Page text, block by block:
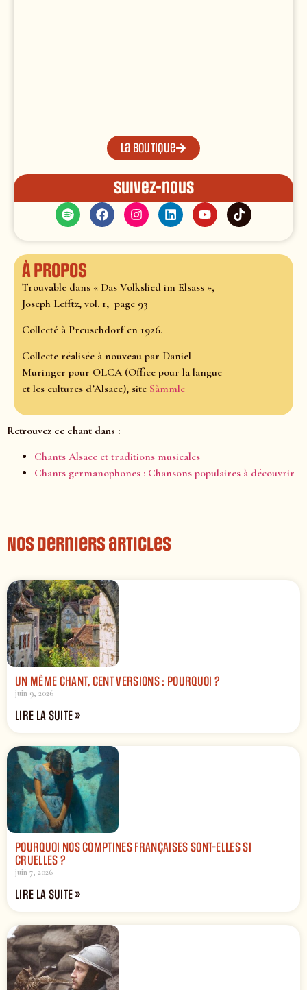
La boutique
Suivez-nous
À propos
Trouvable dans « Das Volkslied im Elsass »,
Joseph Lefftz, vol. 1, page 93
Collecté à Preuschdorf en 1926.
Collecte réalisée à nouveau par Daniel
Muringer pour OLCA (Office pour la langue
et les cultures d’Alsace), site Sàmmle
Retrouvez ce chant dans :
Chants Alsace et traditions musicales
Chants germanophones : Chansons populaires à découvrir
Nos derniers articles
UN MÊME CHANT, CENT VERSIONS : POURQUOI ?
juin 9, 2026
LIRE LA SUITE »
POURQUOI NOS COMPTINES FRANÇAISES SONT-ELLES SI
CRUELLES ?
juin 7, 2026
LIRE LA SUITE »